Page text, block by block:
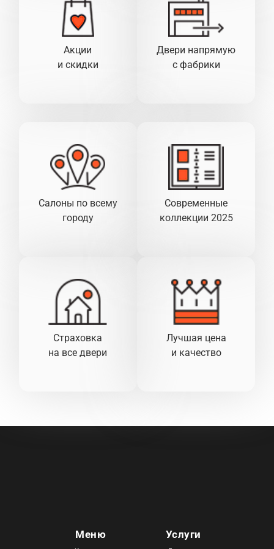
Акции
и скидки
Двери напрямую
с фабрики
Салоны по всему
городу
Страховка
на все двери
Современные
коллекции 2025
Лучшая цена
и качество
Меню Услуги